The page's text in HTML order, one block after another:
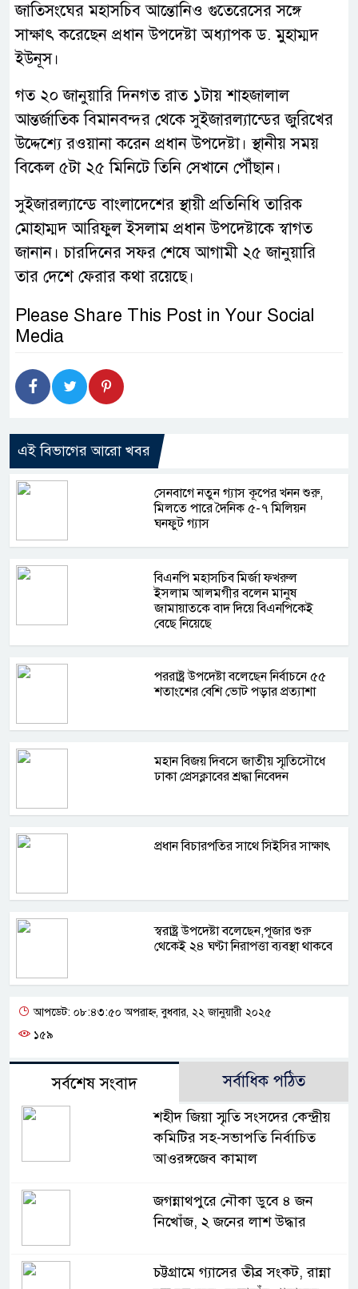
জাতিসংঘের মহাসচিব আন্তোনিও গুতেরেসের সঙ্গে
সাক্ষাৎ করেছেন প্রধান উপদেষ্টা অধ্যাপক ড. মুহাম্মদ
ইউনূস।
গত ২০ জানুয়ারি দিনগত রাত ১টায় শাহজালাল
আন্তর্জাতিক বিমানবন্দর থেকে সুইজারল্যান্ডের জুরিখের
উদ্দেশ্যে রওয়ানা করেন প্রধান উপদেষ্টা। স্থানীয় সময়
বিকেল ৫টা ২৫ মিনিটে তিনি সেখানে পৌঁছান।
সুইজারল্যান্ডে বাংলাদেশের স্থায়ী প্রতিনিধি তারিক
মোহাম্মদ আরিফুল ইসলাম প্রধান উপদেষ্টাকে স্বাগত
জানান। চারদিনের সফর শেষে আগামী ২৫ জানুয়ারি
তার দেশে ফেরার কথা রয়েছে।
Please Share This Post in Your Social
Media
এই বিভাগের আরো খবর
সেনবাগে নতুন গ্যাস কূপের খনন শুরু,
মিলতে পারে দৈনিক ৫-৭ মিলিয়ন
ঘনফুট গ্যাস
বিএনপি মহাসচিব মির্জা ফখরুল
ইসলাম আলমগীর বলেন মানুষ
জামায়াতকে বাদ দিয়ে বিএনপিকেই
বেছে নিয়েছে
পররাষ্ট্র উপদেষ্টা বলেছেন নির্বাচনে ৫৫
শতাংশের বেশি ভোট পড়ার প্রত্যাশা
মহান বিজয় দিবসে জাতীয় স্মৃতিসৌধে
ঢাকা প্রেসক্লাবের শ্রদ্ধা নিবেদন
প্রধান বিচারপতির সাথে সিইসির সাক্ষাৎ
স্বরাষ্ট্র উপদেষ্টা বলেছেন,পূজার শুরু
থেকেই ২৪ ঘণ্টা নিরাপত্তা ব্যবস্থা থাকবে
আপডেট: ০৮:৪৩:৫০ অপরাহ্ন, বুধবার, ২২ জানুয়ারী ২০২৫
১৫৯
সর্বশেষ সংবাদ সর্বাধিক পঠিত
শহীদ জিয়া স্মৃতি সংসদের কেন্দ্রীয়
কমিটির সহ-সভাপতি নির্বাচিত
আওরঙ্গজেব কামাল
জগন্নাথপুরে নৌকা ডুবে ৪ জন
নিখোঁজ, ২ জনের লাশ উদ্ধার
চট্টগ্রামে গ্যাসের তীব্র সংকট, রান্না